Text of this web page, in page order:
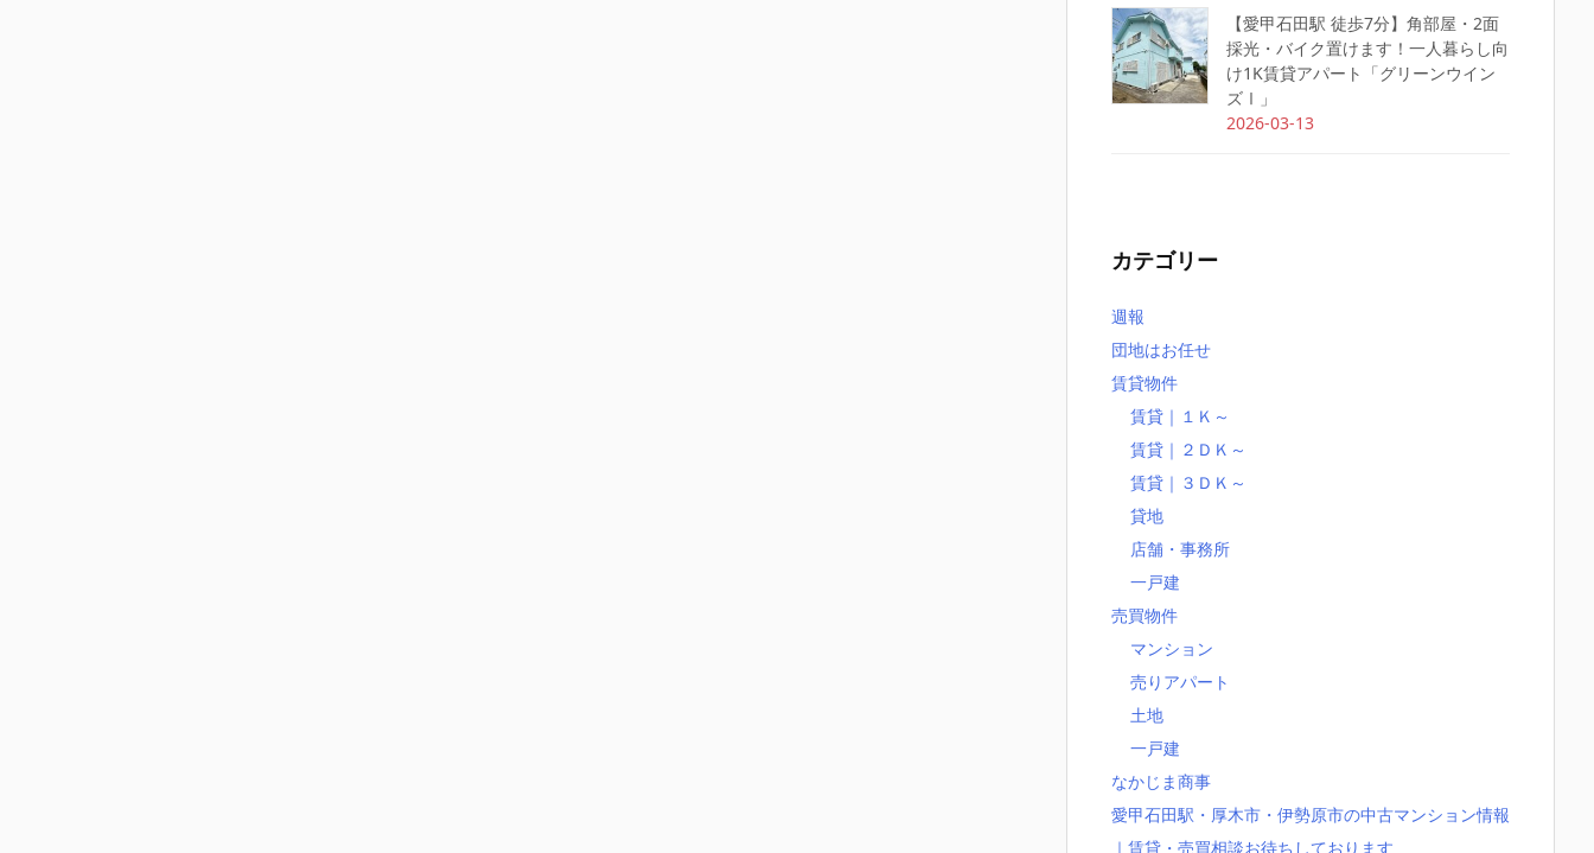
【愛甲石田駅 徒歩7分】角部屋・2面
採光・バイク置けます！一人暮らし向
け1K賃貸アパート「グリーンウイン
ズⅠ」
2026-03-13
カテゴリー
週報
団地はお任せ
賃貸物件
賃貸｜１Ｋ～
賃貸｜２ＤＫ～
賃貸｜３ＤＫ～
貸地
店舗・事務所
一戸建
売買物件
マンション
売りアパート
土地
一戸建
なかじま商事
愛甲石田駅・厚木市・伊勢原市の中古マンション情報
｜賃貸・売買相談お待ちしております